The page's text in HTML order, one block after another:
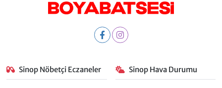
Sinop Nöbetçi Eczaneler Sinop Hava Durumu